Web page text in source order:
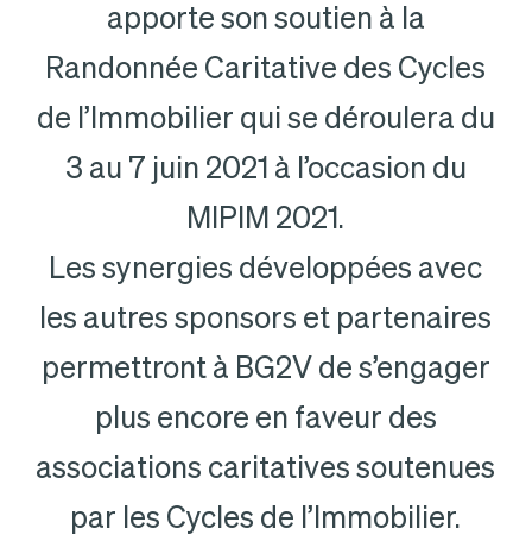
apporte son soutien à la
Randonnée Caritative des Cycles
de l’Immobilier qui se déroulera du
3 au 7 juin 2021 à l’occasion du
MIPIM 2021.
Les synergies développées avec
les autres sponsors et partenaires
permettront à BG2V de s’engager
plus encore en faveur des
associations caritatives soutenues
par les Cycles de l’Immobilier.